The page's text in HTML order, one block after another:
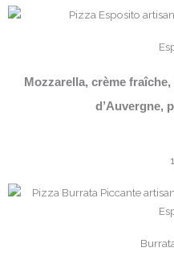
Mozzarella, crème
d’Auvergne,